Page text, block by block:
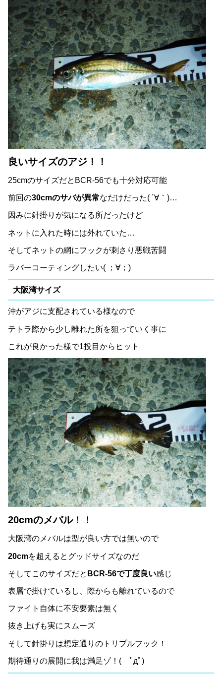
良いサイズのアジ！！
25cmのサイズだとBCR-56でも十分対応可能
前回の30cmのサバが異常なだけだった( ´∀｀)…
因みに針掛りが気になる所だったけど
ネットに入れた時には外れていた…
そしてネットの網にフックが刺さり悪戦苦闘
ラバーコーティングしたい( ；∀；)
大阪湾サイズ
沖がアジに支配されている様なので
テトラ際から少し離れた所を狙っていく事に
これが良かった様で1投目からヒット
20cmのメバル！！
大阪湾のメバルは型が良い方では無いので
20cmを超えるとグッドサイズなのだ
そしてこのサイズだと BCR-56で丁度良い感じ
表層で掛けているし、際からも離れているので
ファイト自体に不安要素は無く
抜き上げも実にスムーズ
そして針掛りは想定通りのトリプルフック！
期待通りの展開に我は満足ゾ！( ﾟдﾟ)